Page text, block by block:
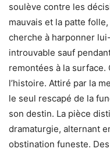
soulève contre les
mauvais et la patte
cherche à harponner
introuvable sauf
remontées à la surface.
l’histoire. Attiré par la
le seul rescapé de la
son destin. La pièce
dramaturgie, alternant
obstination funeste.